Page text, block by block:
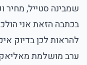
שמבינה סטייל, מחיר
בכתבה הזאת אני
להראות לכן בדיוק
ערב מושלמת